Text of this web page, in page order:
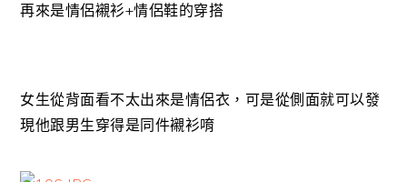
再來是情侶襯衫+情侶鞋的穿搭
女生從背面看不太出來是情侶衣，可是從側面就可以發
現他跟男生穿得是同件襯衫唷